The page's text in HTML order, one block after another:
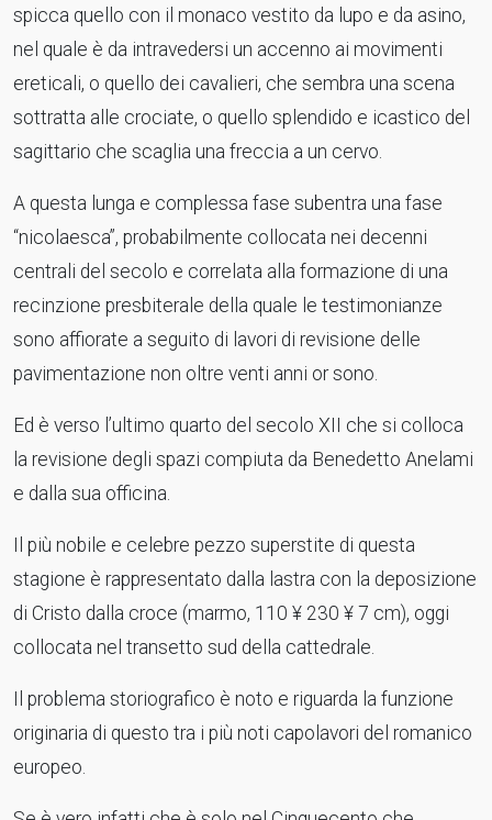
spicca quello con il monaco vestito da lupo e da asino,
nel quale è da intravedersi un accenno ai movimenti
ereticali, o quello dei cavalieri, che sembra una scena
sottratta alle crociate, o quello splendido e icastico del
sagittario che scaglia una freccia a un cervo.
A questa lunga e complessa fase subentra una fase
“nicolaesca”, probabilmente collocata nei decenni
centrali del secolo e correlata alla formazione di una
recinzione presbiterale della quale le testimonianze
sono affiorate a seguito di lavori di revisione delle
pavimentazione non oltre venti anni or sono.
Ed è verso l’ultimo quarto del secolo XII che si colloca
la revisione degli spazi compiuta da Benedetto Anelami
e dalla sua officina.
Il più nobile e celebre pezzo superstite di questa
stagione è rappresentato dalla lastra con la deposizione
di Cristo dalla croce (marmo, 110 ¥ 230 ¥ 7 cm), oggi
collocata nel transetto sud della cattedrale.
Il problema storiografico è noto e riguarda la funzione
originaria di questo tra i più noti capolavori del romanico
europeo.